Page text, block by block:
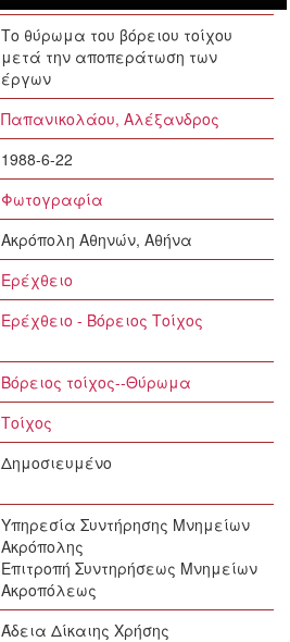
Το θύρωμα του βόρειου τοίχου
μετά την αποπεράτωση των
έργων
Παπανικολάου, Αλέξανδρος
1988-6-22
Φωτογραφία
Ακρόπολη Αθηνών, Αθήνα
Ερέχθειο
Ερέχθειο - Βόρειος Τοίχος
Βόρειος τοίχος--Θύρωμα
Τοίχος
Δημοσιευμένο
Υπηρεσία Συντήρησης Μνημείων
Ακρόπολης
Επιτροπή Συντηρήσεως Μνημείων
Ακροπόλεως
Άδεια Δίκαιης Χρήσης